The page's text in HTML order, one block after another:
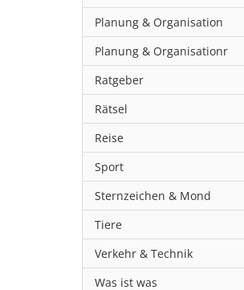
Planung & Organisation
Planung & Organisationr
Ratgeber
Rätsel
Reise
Sport
Sternzeichen & Mond
Tiere
Verkehr & Technik
Was ist was